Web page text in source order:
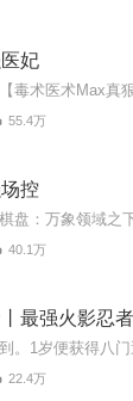
妃
55.4万
控
40.1万
最强火影忍
22.4万